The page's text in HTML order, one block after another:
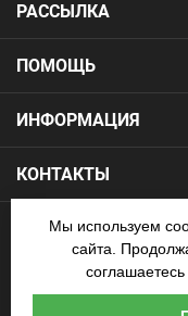
ПОМОЩЬ
ИНФОРМАЦИЯ
КОНТАКТЫ
РАССЫЛКА
Copyright 2026.Все
— продажа футбольной
Мы используем
сайта.